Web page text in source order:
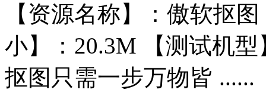
【资源名称】：傲软抠
小】：20.3M 【测试机
抠图只需一步万物皆 ......